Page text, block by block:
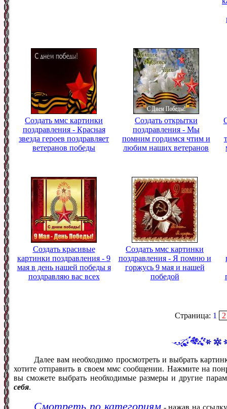
Создать ммс картинки
поздравления - Красная
звезда героев поздравляет
ветеранов победы
Создать открытки
поздравления - Мы
помним гордимся чтим и
любим наших ветеранов
Создать красивые
картинки поздравления - 9
мая в день нашей победы я
поздравляю вас всех
Создать ммс картинки
поздравления - Я помню и
горжусь 9 мая и нашей
победой
Страница: 1 2
Далее вам необходимо просмотреть и выбрать
хотите отправить в своем ммс сообщении. Нажмите на
вы сможете выбрать необходимые размеры и другие
себя.
Смотреть по категориям- нажав на